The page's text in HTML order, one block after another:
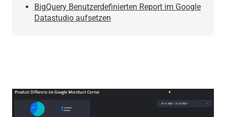
BigQuery Benutzerdefinierten Report im Google
Datastudio aufsetzen